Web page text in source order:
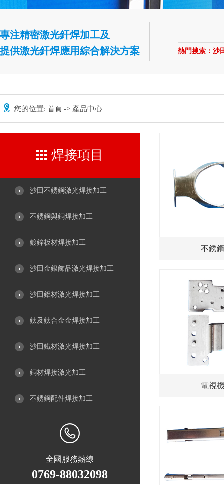
專注精密激光釬焊加工及
提供激光釬焊應用綜合解決方案
熱門搜索： 沙
您的位置: 首頁 -> 產品中心
焊接項目
沙田不銹鋼激光焊接加工
不銹鋼與銅焊接加工
鍍鋅板材焊接加工
沙田金銀飾品激光焊接加工
沙田鋁材激光焊接加工
鈦及鈦合金金焊接加工
沙田鐵材激光焊接加工
銅材焊接激光加工
不銹鋼配件焊接加工
全國服務熱線
0769-88032098
不銹
電視